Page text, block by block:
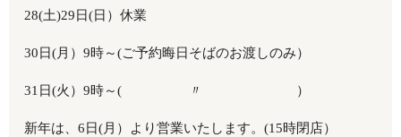
28(土)29日(日）休業
30日(月）9時～(ご予約晦日そばのお渡しのみ）
31日(火）9時～( 〃 ）
新年は、6日(月）より営業いたします。(15時閉店）